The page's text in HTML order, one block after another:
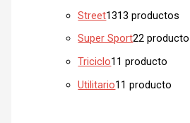
Street1313 productos
Super Sport22
Triciclo1 1 producto
Utilitario1 1 producto